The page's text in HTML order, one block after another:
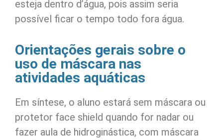
esteja dentro d’água, pois assim seria
possível ficar o tempo todo fora água.
Orientações gerais sobre o
uso de máscara nas
atividades aquáticas
Em síntese, o aluno estará sem máscara ou
protetor face shield quando for nadar ou
fazer aula de hidroginástica, com máscara